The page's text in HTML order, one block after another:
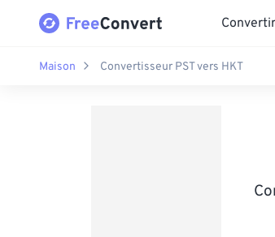
Convertir
Maison Convertisseur PST vers HKT